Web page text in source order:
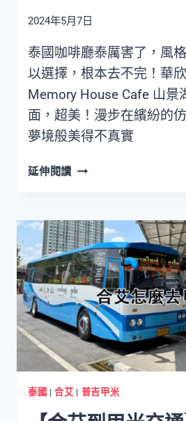
術
文
創
品
2024年5月7日
泰國咖啡廳泰厲害了，風
以選擇，根本去不完！華
Memory House Cafe 山景
面，超美！漫步在繽紛的
夢境般美得不真實
延伸閱讀 華
美
咖
啡
廳
MEMORY
HOUSE
CAFE
同
時
欣
賞
泰國 |合艾 | 普吉甲米